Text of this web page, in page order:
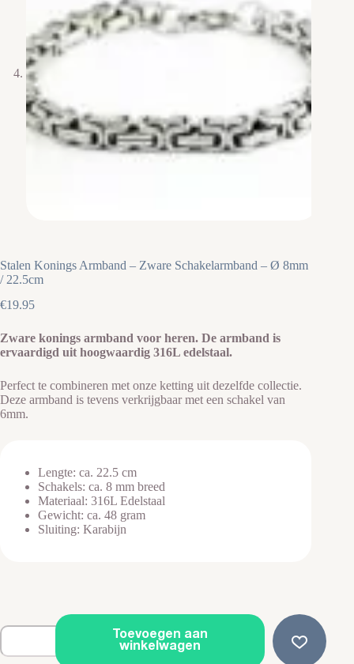
Stalen Konings Armband – Zware Schakelarmband – Ø 8mm
/ 22.5cm
€19.95
Zware konings armband voor heren. De armband is
ervaardigd uit hoogwaardig 316L edelstaal.
Perfect te combineren met onze ketting uit dezelfde collectie.
Deze armband is tevens verkrijgbaar met een schakel van
6mm.
Lengte: ca. 22.5 cm
Schakels: ca. 8 mm breed
Materiaal: 316L Edelstaal
Gewicht: ca. 48 gram
Sluiting: Karabijn
Stalen
Armband
Toevoegen aan
winkelwagen